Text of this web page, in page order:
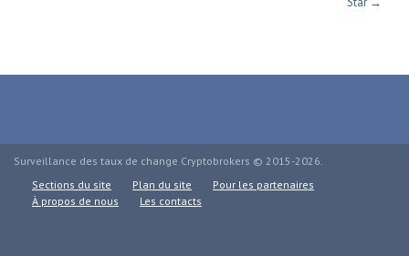
Surveillance des taux de change Cryptobrokers © 2015-2026.
Sections du site
Plan du site
Pour les partenaires
À propos de nous
Les contacts